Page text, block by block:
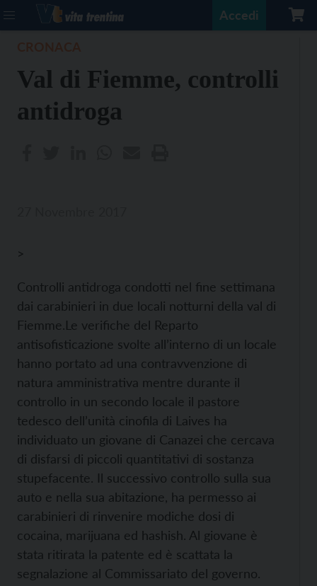
Accedi
Val di Fiemme, controlli
antidroga
>
Controlli antidroga condotti nel fine settimana
dai carabinieri in due locali notturni della val di
Fiemme.Le verifiche del Reparto
antisofisticazione svolte all’interno di un locale
hanno portato ad una contravvenzione di
natura amministrativa mentre durante il
controllo in un secondo locale il pastore
tedesco dell’unità cinofila di Laives ha
individuato un giovane di Canazei che cercava
di disfarsi di piccoli quantitativi di sostanza
stupefacente. Il successivo controllo sulla sua
auto e nella sua abitazione, ha permesso ai
carabinieri di rinvenire modiche dosi di
cocaina, marijuana ed hashish. Al giovane è
stata ritirata la patente ed è scattata la
segnalazione al Commissariato del governo.